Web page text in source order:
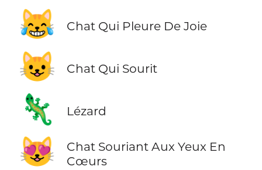
😹 Chat Qui Pleure De Joie
😺 Chat Qui Sourit
🦎 Lézard
😻
Chat Souriant Aux Yeux En
Cœurs